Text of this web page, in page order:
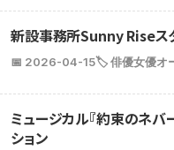
新設事務所Sunny Riseス
📅 2026-04-15🏷️ 俳優女優オ
ミュージカル『約束のネバ
ション